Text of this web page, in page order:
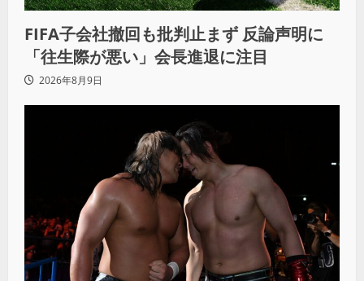
FIFA子会社撤回も批判止まず 反論声明に
「往生際が悪い」会長進退に注目
2026年8月9日